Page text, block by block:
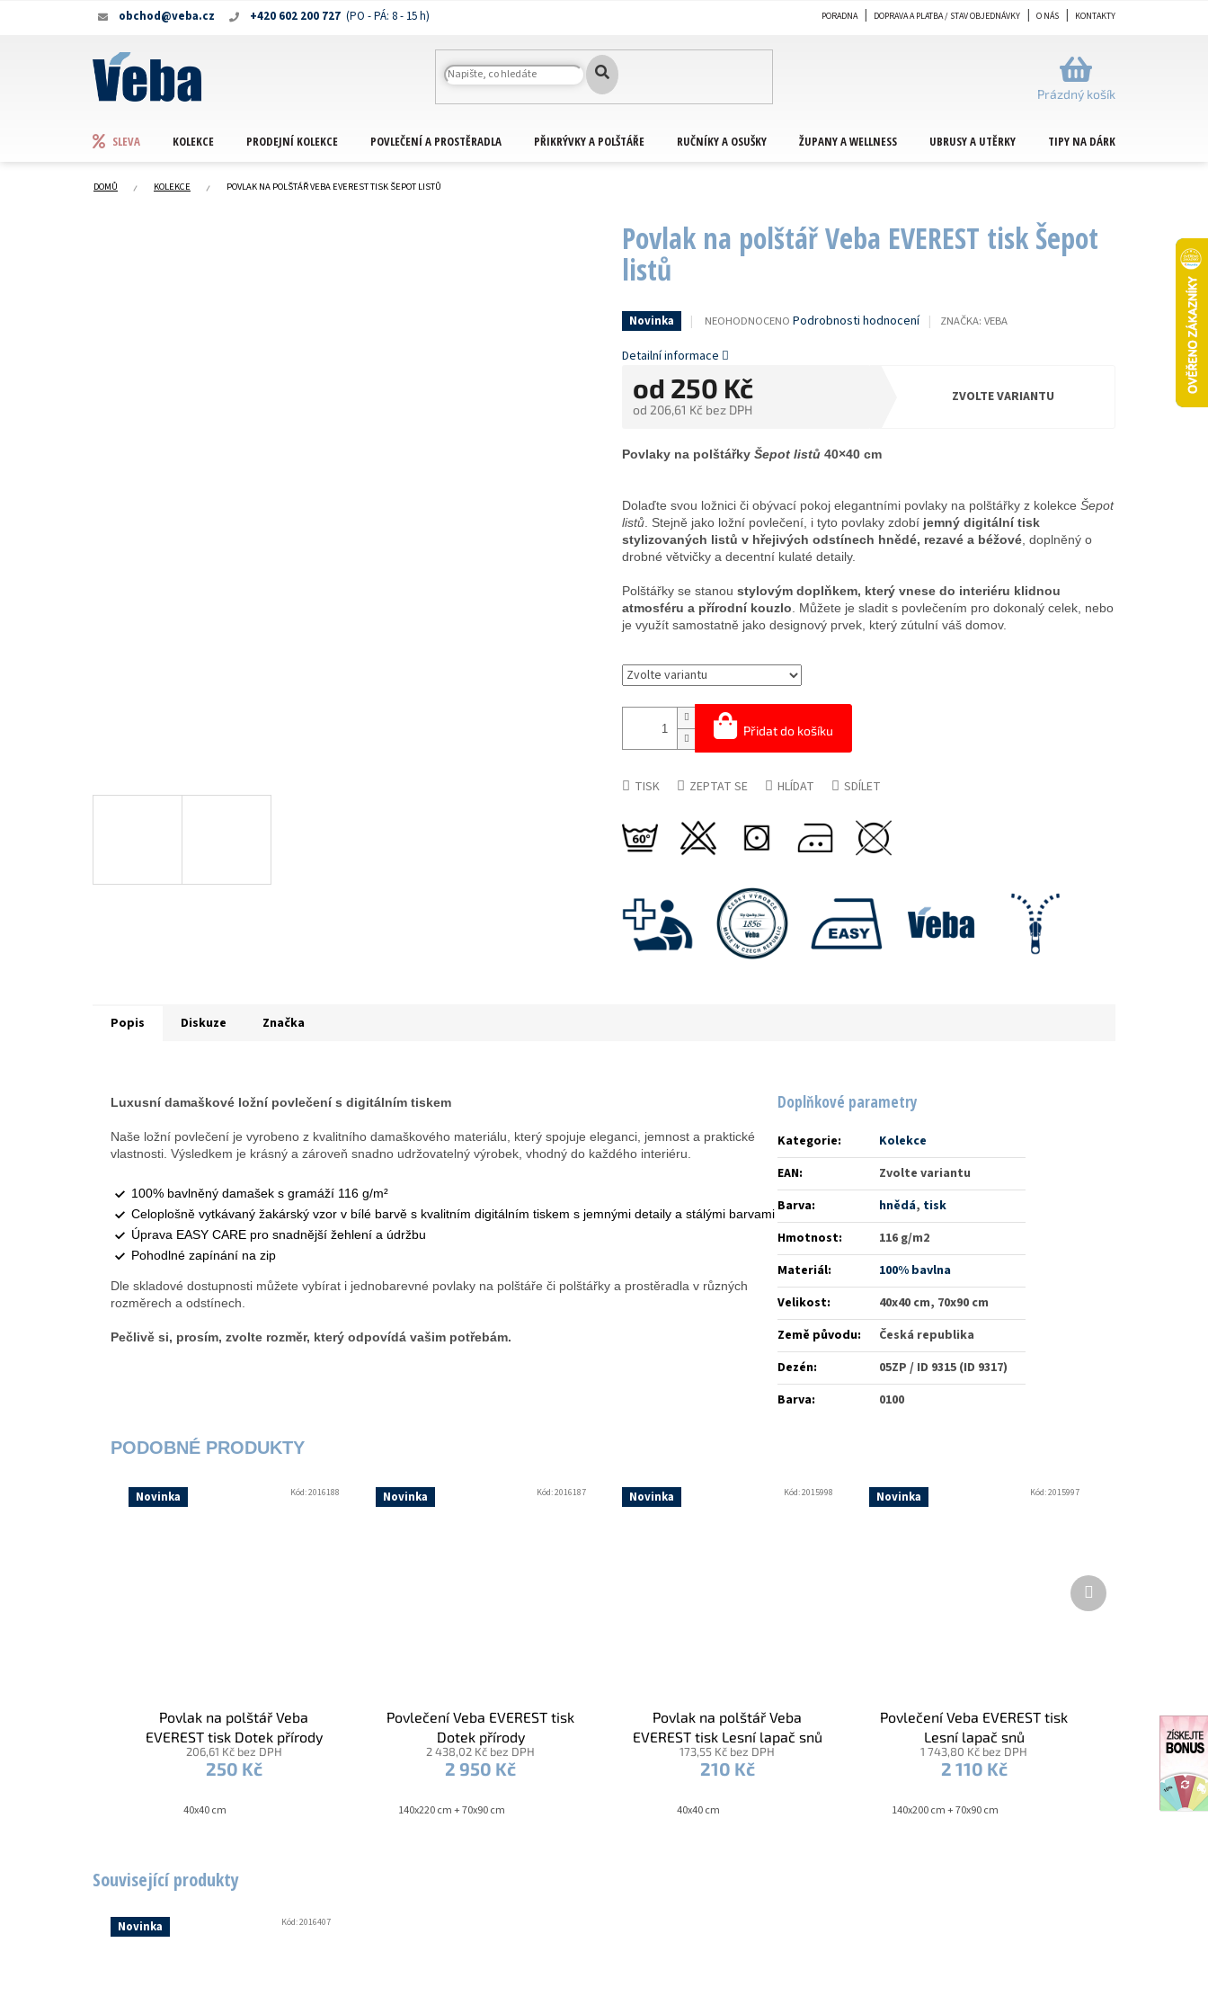
+420 602 200 727
obchod@veba.cz PORADNA DOPRAVA A PLATBA / STAV OBJEDNÁVKY O NÁS KONTAKTY
NÁKUPNÍ
KOŠÍK
Prázdný košík
SLEVA KOLEKCE PRODEJNÍ KOLEKCE POVLEČENÍ A PROSTĚRADLA PŘIKRÝVKY A POLŠTÁŘE RUČNÍKY A OSUŠKY ŽUPANY A WELLNESS UBRUSY A UTĚRKY TIPY NA DÁRKY
DOMŮ KOLEKCE POVLAK NA POLŠTÁŘ VEBA EVEREST TISK ŠEPOT LISTŮ
Povlak na polštář Veba EVEREST tisk Šepot
listů
Novinka
PRŮMĚRNÉ
PRODUKTU
JE
0,0
Z
5
NEOHODNOCENO Podrobnosti hodnocení ZNAČKA: VEBA
od 250 Kč
od 206,61 Kč bez DPH
ZVOLTE VARIANTU
Přidat do košíku
Povlaky na polštářky Šepot listů 40×40 cm
Dolaďte svou ložnici či obývací pokoj elegantními povlaky na polštářky z kolekce Šepot
listů. Stejně jako ložní povlečení, i tyto povlaky zdobí jemný digitální tisk
stylizovaných listů v hřejivých odstínech hnědé, rezavé a béžové, doplněný o
drobné větvičky a decentní kulaté detaily.
Polštářky se stanou stylovým doplňkem, který vnese do interiéru klidnou
atmosféru a přírodní kouzlo. Můžete je sladit s povlečením pro dokonalý celek, nebo
je využít samostatně jako designový prvek, který zútulní váš domov.
Detailní informace
TISK ZEPTAT SE HLÍDAT SDÍLET
Související produkty
Novinka Kód:2016407
Popis Diskuze Značka
Luxusní damaškové ložní povlečení s digitálním tiskem
Naše ložní povlečení je vyrobeno z kvalitního damaškového materiálu, který spojuje eleganci, jemnost a praktické
vlastnosti. Výsledkem je krásný a zároveň snadno udržovatelný výrobek, vhodný do každého interiéru.
100% bavlněný damašek s gramáží 116 g/m²
Celoplošně vytkávaný žakárský vzor v bílé barvě s kvalitním digitálním tiskem s jemnými detaily a stálými barvami
Úprava EASY CARE pro snadnější žehlení a údržbu
Pohodlné zapínání na zip
Dle skladové dostupnosti můžete vybírat i jednobarevné povlaky na polštáře či polštářky a prostěradla v různých
rozměrech a odstínech.
Pečlivě si, prosím, zvolte rozměr, který odpovídá vašim potřebám.
Doplňkové parametry
Kategorie:
Kolekce
EAN:
Zvolte variantu
Barva: hnědá, tisk
Hmotnost:
116 g/m2
Materiál:
100% bavlna
Velikost:
40x40 cm, 70x90 cm
Země původu:
Česká republika
Dezén:
05ZP / ID 9315 (ID 9317)
Barva: 0100
Novinka
Povlak na polštář Veba
EVEREST tisk Dotek přírody
206,61 Kč bez DPH
250 Kč
40x40 cm
Kód:2016188 Novinka
Povlečení Veba EVEREST tisk
Dotek přírody
2 438,02 Kč bez DPH
2 950 Kč
140x220 cm + 70x90 cm
Kód:2016187 Novinka
Povlak na polštář Veba
EVEREST tisk Lesní lapač snů
173,55 Kč bez DPH
210 Kč
40x40 cm
Kód:2015998 Novinka
Povlečení Veba EVEREST tisk
Lesní lapač snů
1 743,80 Kč bez DPH
2 110 Kč
140x200 cm + 70x90 cm
Kód:2015997
Další
produkt